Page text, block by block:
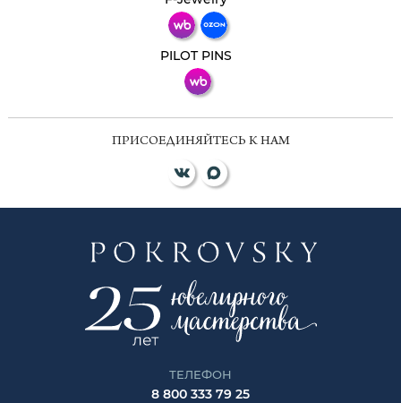
PILOT PINS
ПРИСОЕДИНЯЙТЕСЬ К НАМ
ТЕЛЕФОН
8 800 333 79 25